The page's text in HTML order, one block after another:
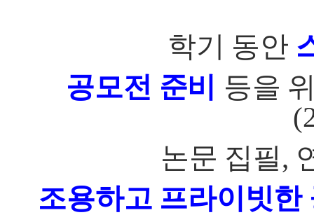
학기 동안
공모전 준비
등을
논문 집필,
조용하고 프라이빗한